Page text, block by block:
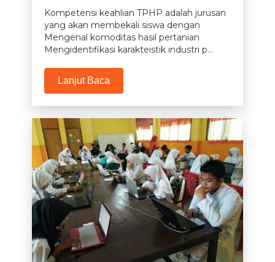
Kompetensi keahlian TPHP adalah jurusan
yang akan membekali siswa dengan
Mengenal komoditas hasil pertanian
Mengidentifikasi karakteistik industri p...
Lanjut Baca